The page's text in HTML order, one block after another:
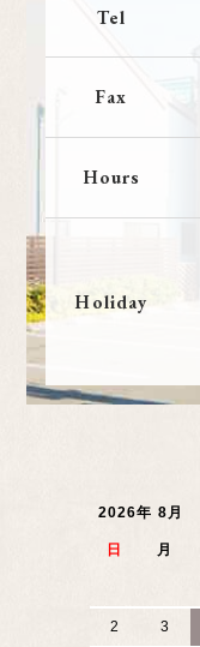
Tel
Fax
Hours
Holiday
2026年 8月
日 月
2 3